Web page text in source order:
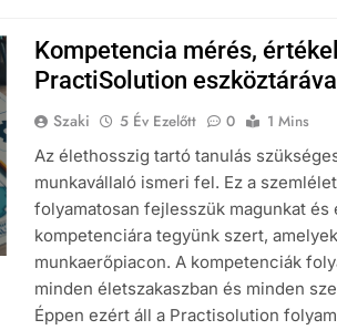
Kompetencia mérés,
PractiSolution eszköztárával
Szaki 5 Év Ezelőtt 0
1 Mins
Az élethosszig tartó tanulás
munkavállaló ismeri fel. Ez a
folyamatosan fejlesszük magunkat és
kompetenciára tegyünk szert,
munkaerőpiacon. A kompetenciák
minden életszakaszban és minden
Éppen ezért áll a Practisolution